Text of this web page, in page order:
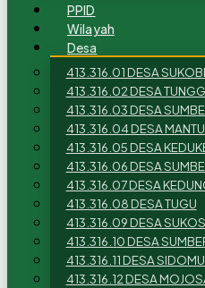
PPID
Wilayah
Desa
413.316.01 DESA
413.316.02 DESA
413.316.03 DESA
413.316.04 DESA
413.316.05 DESA
413.316.06 DESA
413.316.07 DESA
413.316.08 DESA TUGU
413.316.09 DESA
413.316.10 DESA
413.316.11 DESA
413.316.12 DESA